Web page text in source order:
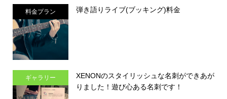
料金プラン 弾き語りライブ(ブッキング)料金
ギャラリー
XENONのスタイリッシュな名刺ができあが
りました！遊び心ある名刺です！